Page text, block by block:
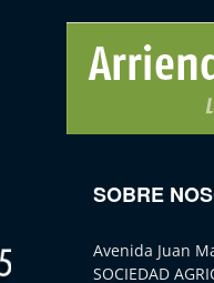
SOBRE
Avenida Juan
SOCIEDAD